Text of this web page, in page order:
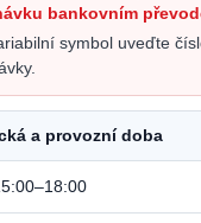
bankovním
symbol uveďte
a provozní doba